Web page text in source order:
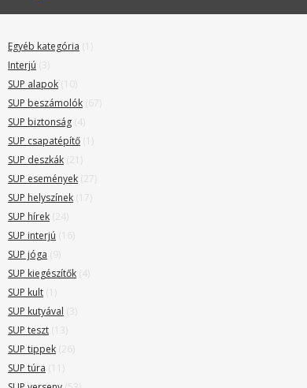
Egyéb kategória (1)
Interjú (3)
SUP alapok (10)
SUP beszámolók (67)
SUP biztonság (4)
SUP csapatépítő (1)
SUP deszkák (21)
SUP események (27)
SUP helyszínek (17)
SUP hírek (24)
SUP interjú (16)
SUP jóga (9)
SUP kiegészítők (4)
SUP kult (1)
SUP kutyával (3)
SUP teszt (13)
SUP tippek (26)
SUP túra (11)